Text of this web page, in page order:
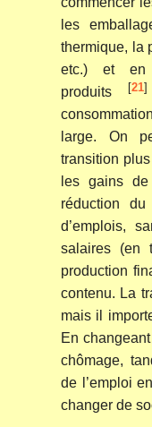
les
thermique, la
etc.) et en
produits [21]
large. On
transition
les gains
réduction
d’emplois,
salaires (en
production
contenu. La
mais il
En
chômage,
de l’emploi
changer de